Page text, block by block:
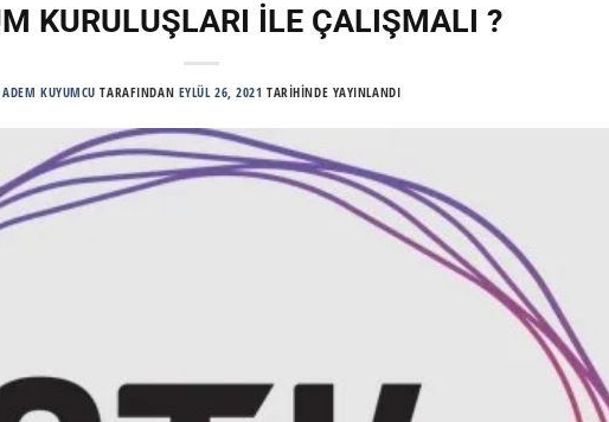
KURULUŞLARI İLE ÇALIŞMALI ?
ADEM KUYUMCU TARAFINDAN EYLÜL 26, 2021 TARIHINDE YAYINLANDI